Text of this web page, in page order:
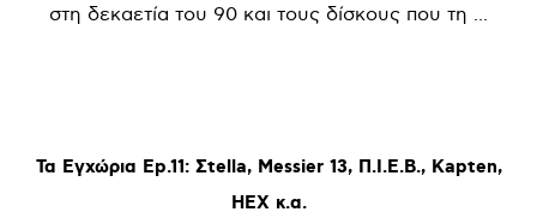
στη δεκαετία του 90 και τους δίσκους που τη ...
Τα Εγχώρια Ep.11: Σtella, Messier 13, Π.Ι.Ε.Β., Kapten,
HEX κ.α.